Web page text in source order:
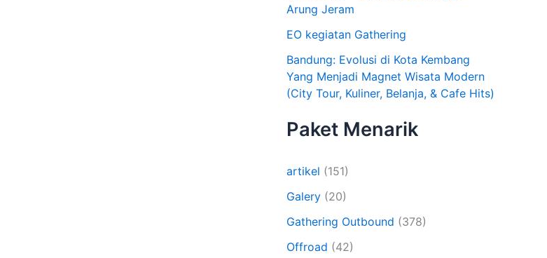
Arung Jeram
EO kegiatan Gathering
Bandung: Evolusi di Kota Kembang
Yang Menjadi Magnet Wisata Modern
(City Tour, Kuliner, Belanja, & Cafe Hits)
Paket Menarik
artikel (151)
Galery (20)
Gathering Outbound (378)
Offroad (42)